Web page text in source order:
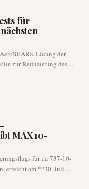
zu etablieren.
für
Lösung der
zur Reduzierung des
an einem operativen
anhaltenden Prioritäten
MAX 10-
für ihr 737-10-
erreicht am **30. Juli
der